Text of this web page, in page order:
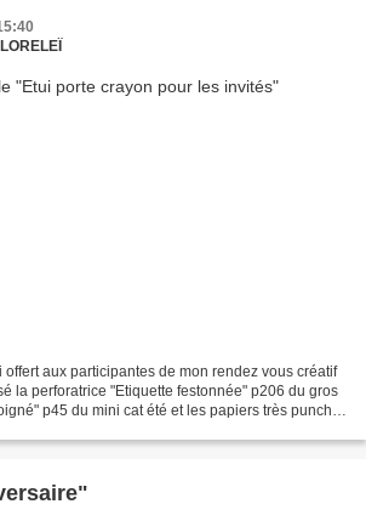
offert aux participantes de mon rendez vous créatif
la perforatrice "Etiquette festonnée" p206 du gros
p45 du mini cat été et les papiers très punchy